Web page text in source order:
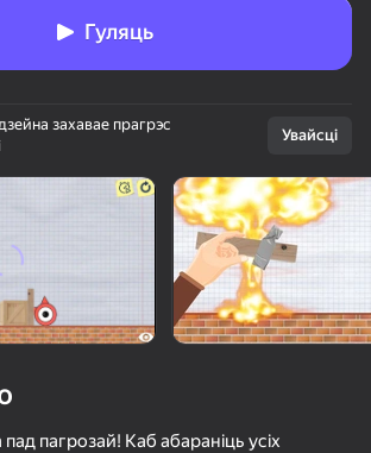
прыладу
толькі ў гарызантальнай
Гуляць
захавае прагрэс
Увайсці
пагрозай! Каб абараніць усіх